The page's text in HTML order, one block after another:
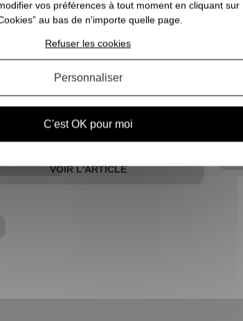
?
Potterhead (fans d'Harry Potter) qui se
s’est demandé au moins une fois dans
vie quel objet magique il aimerait posséder.
Harry Potter, nous en avons sélectionné d...
VOIR L'ARTICLE
à
vos préférences à tout moment en cliquant sur
au bas de n'importe quelle page.
C'est OK pour moi
Refuser les cookies
Personnaliser